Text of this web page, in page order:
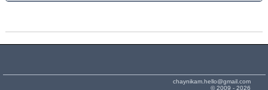
chaynikam.hello@gmail.com
© 2009 - 2026